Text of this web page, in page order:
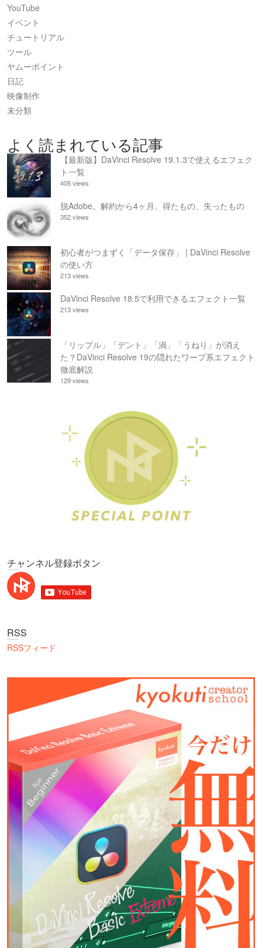
YouTube
イベント
チュートリアル
ツール
ヤムーポイント
日記
映像制作
未分類
よく読まれている記事
【最新版】DaVinci Resolve 19.1.3で使えるエフェク
ト一覧
405 views
脱Adobe。解約から4ヶ月、得たもの、失ったもの
352 views
初心者がつまずく「データ保存」 | DaVinci Resolve
の使い方
213 views
DaVinci Resolve 18.5で利用できるエフェクト一覧
213 views
「リップル」「デント」「渦」「うねり」が消え
た？DaVinci Resolve 19の隠れたワープ系エフェクト
徹底解説
129 views
チャンネル登録ボタン
RSS
RSSフィード